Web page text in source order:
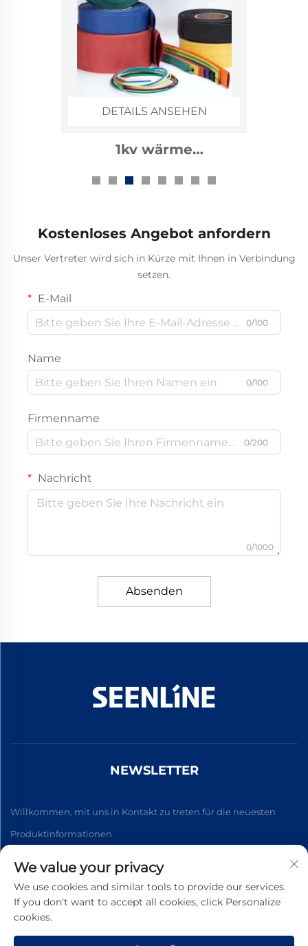
DETAILS ANSEHEN
1kv wärme
Bussschlauch
Kostenloses Angebot anfordern
Unser Vertreter wird sich in Kürze mit Ihnen in Verbindung
setzen.
E-Mail
0/100
Name
0/100
Firmenname
0/200
Nachricht
0/1000
Absenden
NEWSLETTER
Willkommen, mit uns in Kontakt zu treten für die neuesten
Produktinformationen
Abonnieren
Datenschutzrichtlinie
We value your privacy
We use cookies and similar tools to provide our services.
If you don't want to accept all cookies, click Personalize
cookies.